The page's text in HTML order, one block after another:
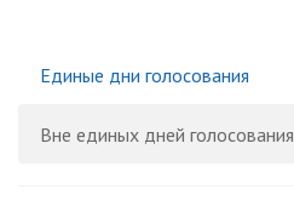
Единые дни голосования
Вне единых дней голосования